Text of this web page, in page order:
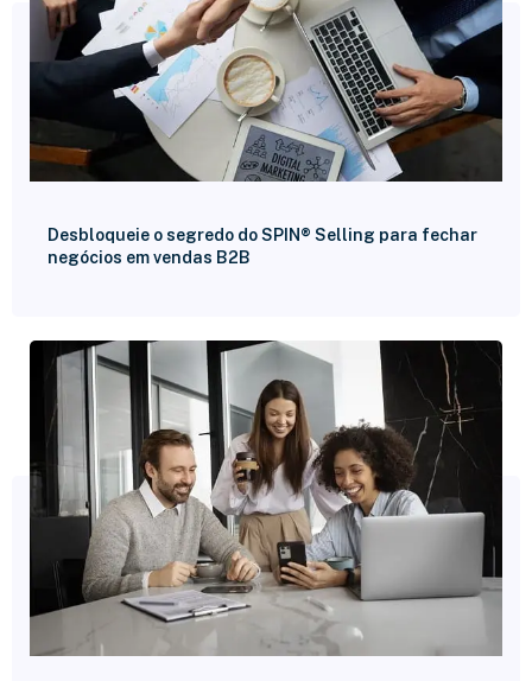
Desbloqueie o segredo do SPIN® Selling para fechar
negócios em vendas B2B